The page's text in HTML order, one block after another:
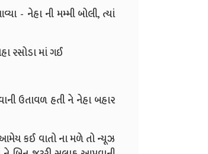
- નેહા ની મમ્મી બોલી, ત્યાં
રસોડા માં ગઈ
ઉતાવળ હતી ને નેહા બહાર
આમેય કઈ વાતો ના મળે તો ન્યૂઝ